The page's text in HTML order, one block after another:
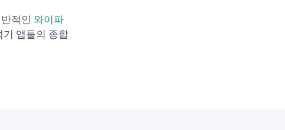
적인 와이파
앱들의 종합